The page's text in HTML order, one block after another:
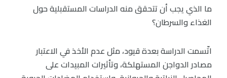
ما الذي يجب أن تتحقق منه الدراسات المستقبلية حول
الغذاء والسرطان؟
اتّسمت الدراسة بعدة قيود، مثل عدم الأخذ في الاعتبار
مصادر الدواجن المستهلكة، وتأثيرات المبيدات على